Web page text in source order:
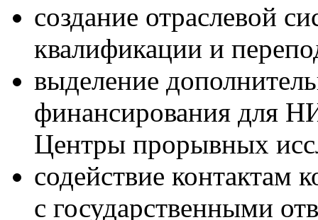
создание отраслевой
квалификации и
выделение
финансирования для
Центры прорывных
содействие
с государственными